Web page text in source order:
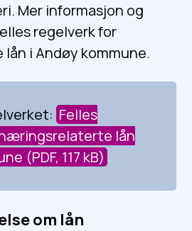
Mer informasjon og
regelverk for
i Andøy kommune.
Felles
lån
(PDF, 117 kB)
om lån